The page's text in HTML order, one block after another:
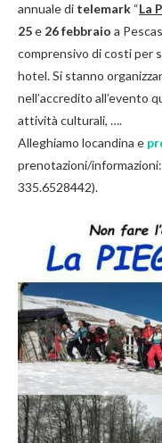
annuale di telemark “La
25e 26 febbraio a
comprensivo di costi per
hotel. Si stanno
nell’accredito all’evento
attività culturali, ….
Alleghiamo locandina e
prenotazioni/
335.6528442).